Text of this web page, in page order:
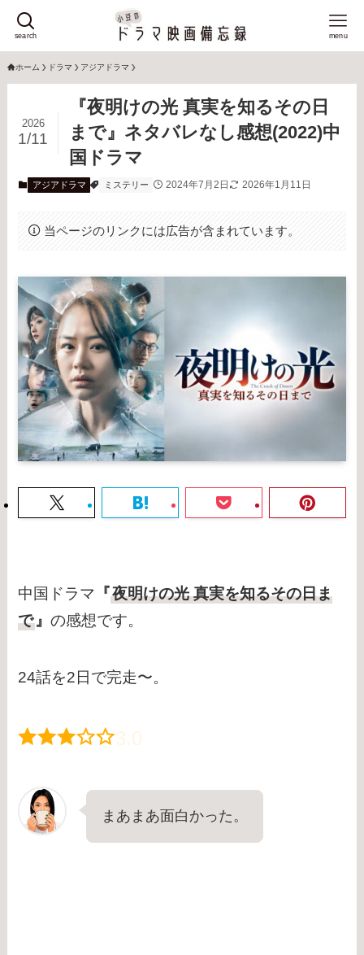
search menu
ホーム ドラマ アジアドラマ
『夜明けの光 真実を知るその日
まで』ネタバレなし感想(2022)中
国ドラマ
2026
1/11
アジアドラマ ミステリー 2024年7月2日 2026年1月11日
当ページのリンクには広告が含まれています。
中国ドラマ 『夜明けの光 真実を知るその日ま
で』の感想です。
24話を2日で完走〜。
3.0
まあまあ面白かった。